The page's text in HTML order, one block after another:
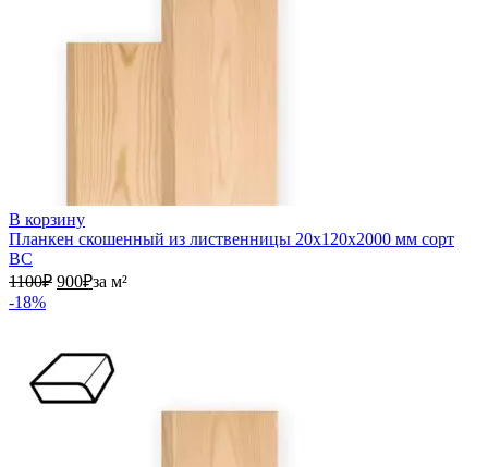
В корзину
Планкен скошенный из лиственницы 20х120х2000 мм сорт
ВС
1100₽ 1100₽.
900₽900₽.
за м²
-18%